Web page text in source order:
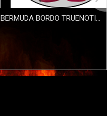
BERMUDA BORDO TRUENOTIERRA